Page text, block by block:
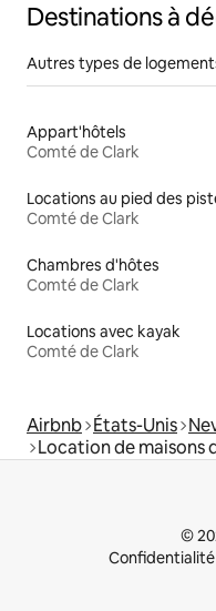
Destinations à
Autres types de
Appart'hôtels
Comté de Clark
Locations au pied des
Comté de Clark
Chambres d'hôtes
Comté de Clark
Locations avec kayak
Comté de Clark
Airbnb États-Unis
Location de maisons
©
Confidentialité